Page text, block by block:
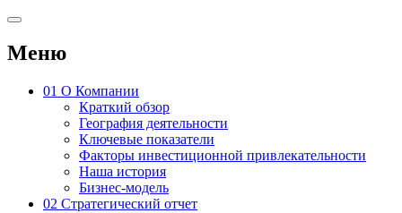
Меню
01 О Компании
Краткий обзор
География деятельности
Ключевые показатели
Факторы инвестиционной привлекательности
Наша история
Бизнес-модель
02 Стратегический отчет